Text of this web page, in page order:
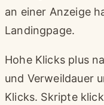
an einer Anzeige
Landingpage.
Hohe Klicks plus
und Verweildauer
Klicks. Skripte